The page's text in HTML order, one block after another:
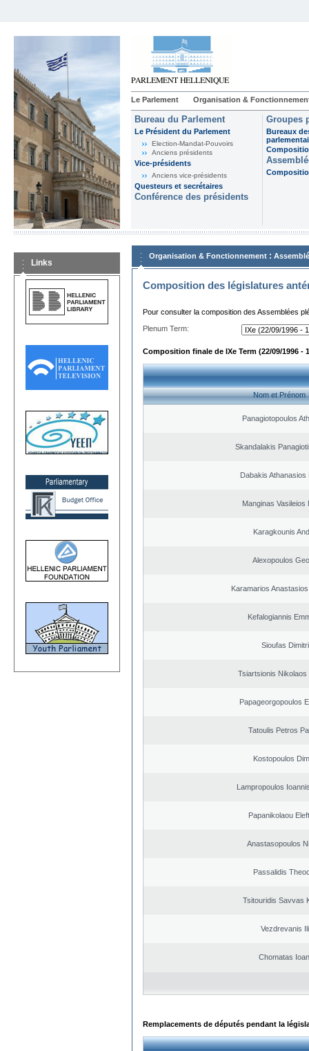
Le Parlement Organisation &
Bureau du Parlement
Le Président du Parlement
Election-Mandat-Pouvoirs
Anciens présidents
Vice-présidents
Anciens vice-présidents
Questeurs et secrétaires
Conférence des présidents
Groupes
Bureaux
Links
Organisation & Fonctionnement :
Composition des législatures
Pour consulter la composition des Assemblées
Plenum Term:
Composition finale de IXe Term (22/09/1996 -
Nom et Prénom
Panagiotopoulos
Skandalakis
Dabakis Athanasios
Manginas Vasileios
Karagkounis
Alexopoulos
Karamarios
Kefalogiannis
Sioufas
Tsiartsionis Nikolaos
Papageorgopoulos
Tatoulis Petros
Kostopoulos
Lampropoulos
Papanikolaou
Anastasopoulos
Passalidis
Tsitouridis Savvas
Vezdrevanis
Chomatas
Remplacements de députés pendant la